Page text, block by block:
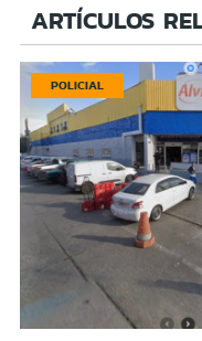
ARTÍCULOS
POLICIAL